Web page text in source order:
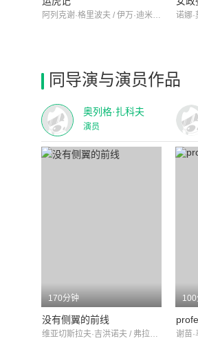
阿列克谢·格里波夫 / 伊万·迪米崔耶夫 / 玛格丽塔·娜扎罗娃
同导演与演员作品
奥列格·扎科夫
演员
170分钟
没有侧翼的前线
维亚切斯拉夫·吉洪诺夫 / 弗拉迪米尔·伊瓦绍夫 / 奥列格·扎科夫